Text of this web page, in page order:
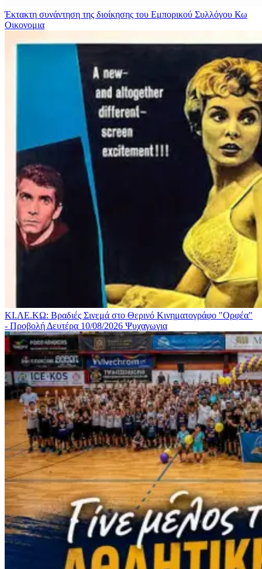
Έκτακτη συνάντηση της διοίκησης του Εμπορικού Συλλόγου Κω
Οικονομια
ΚΙ.ΛΕ.ΚΩ: Βραδιές Σινεμά στο Θερινό Κινηματογράφο "Ορφέα"
- Προβολή Δευτέρα 10/08/2026 Ψυχαγωγια